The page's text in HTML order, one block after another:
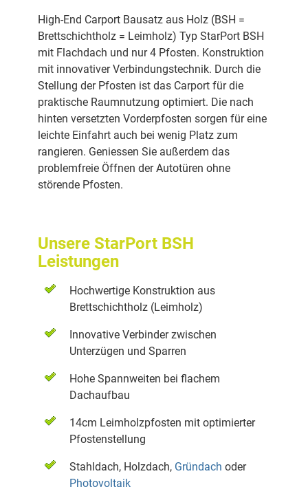
High-End Carport Bausatz aus Holz (BSH =
Brettschichtholz = Leimholz) Typ StarPort BSH
mit Flachdach und nur 4 Pfosten. Konstruktion
mit innovativer Verbindungstechnik. Durch die
Stellung der Pfosten ist das Carport für die
praktische Raumnutzung optimiert. Die nach
hinten versetzten Vorderpfosten sorgen für eine
leichte Einfahrt auch bei wenig Platz zum
rangieren. Geniessen Sie außerdem das
problemfreie Öffnen der Autotüren ohne
störende Pfosten.
Unsere StarPort BSH
Leistungen
Hochwertige Konstruktion aus
Brettschichtholz (Leimholz)
Innovative Verbinder zwischen
Unterzügen und Sparren
Hohe Spannweiten bei flachem
Dachaufbau
14cm Leimholzpfosten mit optimierter
Pfostenstellung
Stahldach, Holzdach, Gründach oder
Photovoltaik